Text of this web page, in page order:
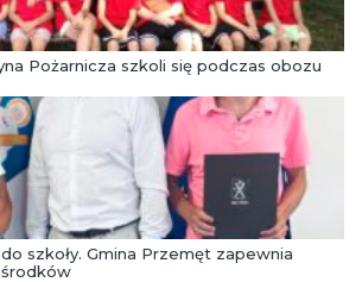
Pożarnicza szkoli się podczas obozu
szkoły. Gmina Przemęt zapewnia